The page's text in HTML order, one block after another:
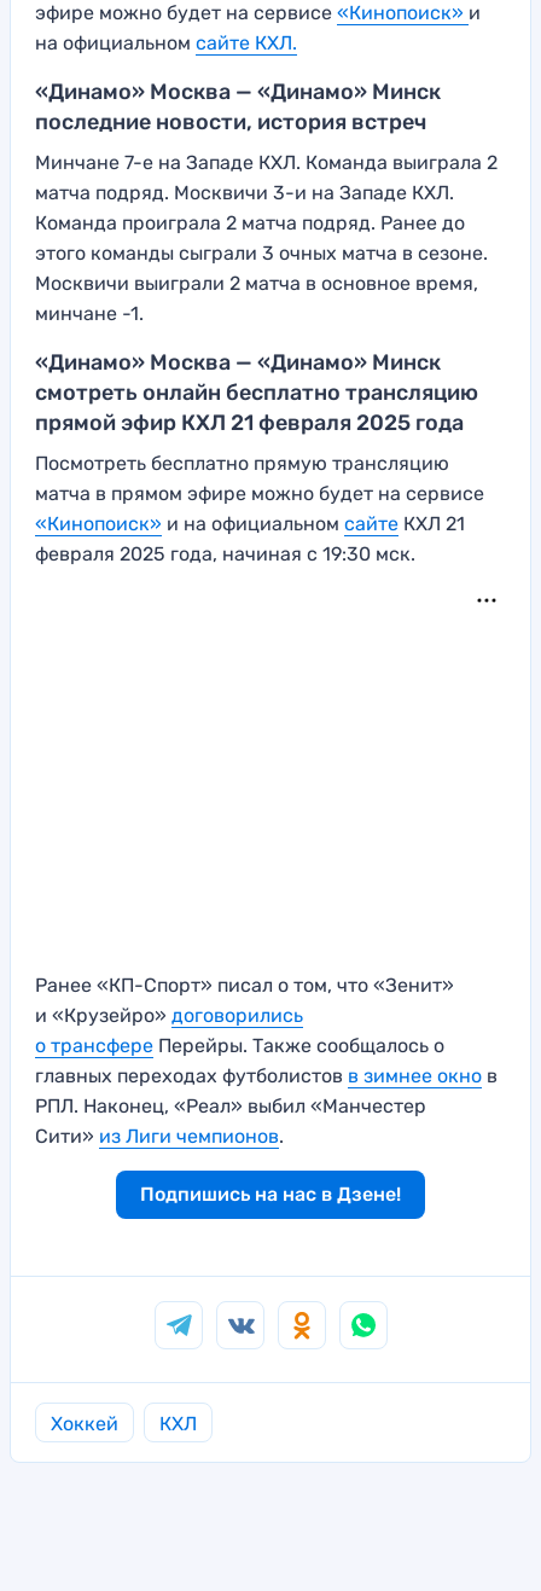
эфире можно будет на сервисе «Кинопоиск» и
на официальном сайте КХЛ.
«Динамо» Москва — «Динамо» Минск
последние новости, история встреч
Минчане 7-е на Западе КХЛ. Команда выиграла 2
матча подряд. Москвичи 3-и на Западе КХЛ.
Команда проиграла 2 матча подряд. Ранее до
этого команды сыграли 3 очных матча в сезоне.
Москвичи выиграли 2 матча в основное время,
минчане -1.
«Динамо» Москва — «Динамо» Минск
смотреть онлайн бесплатно трансляцию
прямой эфир КХЛ 21 февраля 2025 года
Посмотреть бесплатно прямую трансляцию
матча в прямом эфире можно будет на сервисе
«Кинопоиск» и на официальном сайте КХЛ 21
февраля 2025 года, начиная с 19:30 мск.
Ранее «КП-Спорт» писал о том, что «Зенит»
и «Крузейро» договорились
о трансфере Перейры. Также сообщалось о
главных переходах футболистов в зимнее окно в
РПЛ. Наконец, «Реал» выбил «Манчестер
Сити» из Лиги чемпионов.
Подпишись на нас в Дзене!
Хоккей КХЛ